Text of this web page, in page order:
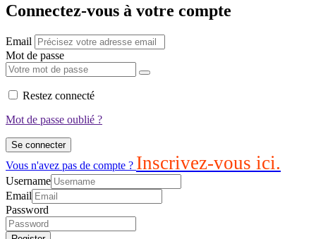
Connectez-vous à votre compte
Email
Mot de passe
Restez connecté
Mot de passe oublié ?
Se connecter
Vous n'avez pas de compte ? Inscrivez-vous ici.
Username
Email
Password